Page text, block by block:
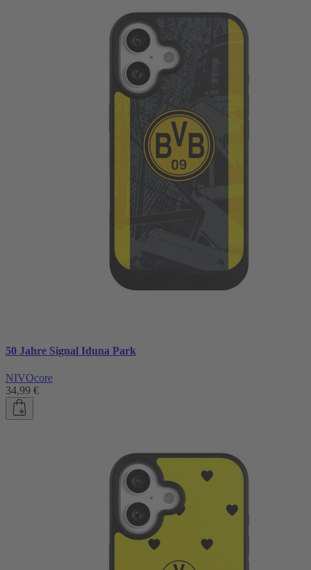
50 Jahre Signal Iduna Park
NIVOcore
34,99 €